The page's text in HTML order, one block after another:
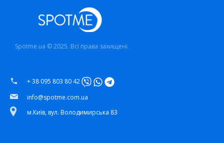
Spotme.ua © 2025. Всі права захищені.
+ 38 095 803 80 42
info@spotme.com.ua
м.Київ, вул. Володимирська 83